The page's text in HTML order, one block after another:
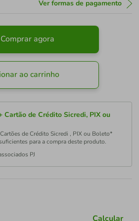
Ver formas de pagamento
Comprar agora
ao carrinho
Cartão de Crédito Sicredi, PIX ou
de Crédito Sicredi , PIX ou Boleto*
para a compra deste produto.
PJ
Calcular